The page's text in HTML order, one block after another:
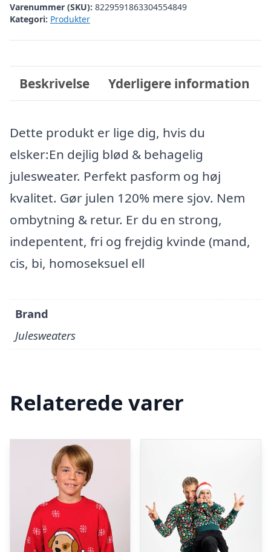
Varenummer (SKU): 8229591863304554849
Kategori: Produkter
Beskrivelse Yderligere information
Dette produkt er lige dig, hvis du
elsker:En dejlig blød & behagelig
julesweater. Perfekt pasform og høj
kvalitet. Gør julen 120% mere sjov. Nem
ombytning & retur. Er du en strong,
indepentent, fri og frejdig kvinde (mand,
cis, bi, homoseksuel ell
Brand
Julesweaters
Relaterede varer